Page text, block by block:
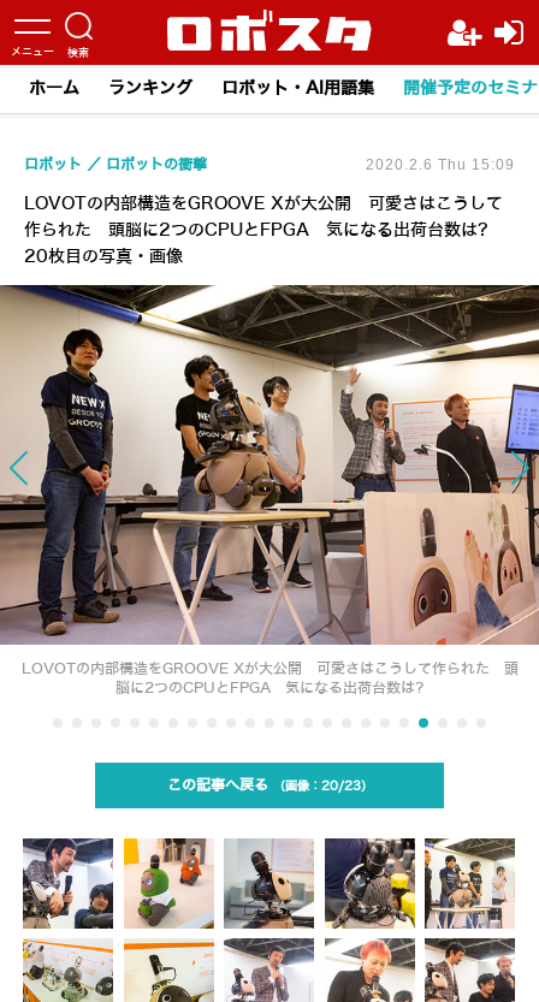
ホーム ランキング ロボット・AI用語集 開催予定のセミ
LOVOTの内部構造をGROOVE Xが大公開 可愛さはこうして
作られた 頭脳に2つのCPUとFPGA 気になる出荷台数は?
20枚目の写真・画像
ロボット ロボットの衝撃 2020.2.6 Thu 15:09
LOVOTの内部構造をGROOVE Xが大公開 可愛さはこうして作られた 頭
脳に2つのCPUとFPGA 気になる出荷台数は?
この記事へ戻る 20/23